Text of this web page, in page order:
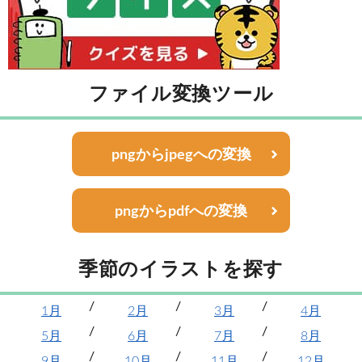
ファイル変換ツール
pngからjpegへの変換
pngからpdfへの変換
季節のイラストを探す
1月 2月 3月
4月
5月
6月 7月
8月